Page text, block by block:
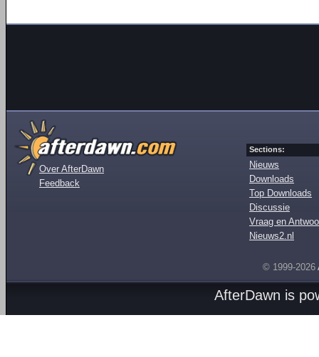
Over AfterDawn
Feedback
Sections:
Nieuws
Downloads
Top Downloads
Discussie
Vraag en
Nieuws2.nl
© 1999-2026
AfterDawn is